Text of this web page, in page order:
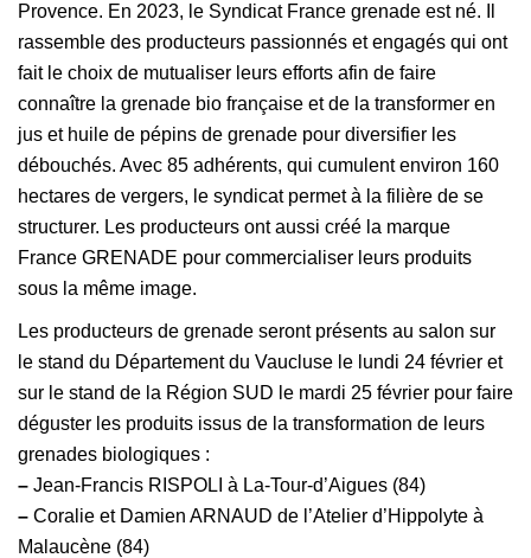
Provence. En 2023, le Syndicat France grenade est né. Il
rassemble des producteurs passionnés et engagés qui ont
fait le choix de mutualiser leurs efforts afin de faire
connaître la grenade bio française et de la transformer en
jus et huile de pépins de grenade pour diversifier les
débouchés. Avec 85 adhérents, qui cumulent environ 160
hectares de vergers, le syndicat permet à la filière de se
structurer. Les producteurs ont aussi créé la marque
France GRENADE pour commercialiser leurs produits
sous la même image.
Les producteurs de grenade seront présents au salon sur
le stand du Département du Vaucluse le lundi 24 février et
sur le stand de la Région SUD le mardi 25 février pour faire
déguster les produits issus de la transformation de leurs
grenades biologiques :
– Jean-Francis RISPOLI à La-Tour-d’Aigues (84)
– Coralie et Damien ARNAUD de l’Atelier d’Hippolyte à
Malaucène (84)